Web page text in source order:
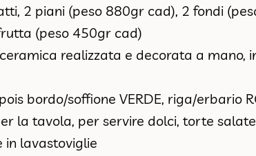
2 piani (peso 880gr cad), 2 fondi
(peso 450gr cad)
realizzata e decorata a mano,
bordo/soffione VERDE, riga/erbario
la tavola, per servire dolci, torte
in lavastoviglie